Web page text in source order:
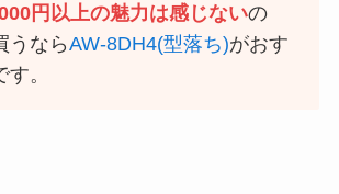
円以上の魅力は感じないの
うならAW-8DH4(型落ち)がおす
。